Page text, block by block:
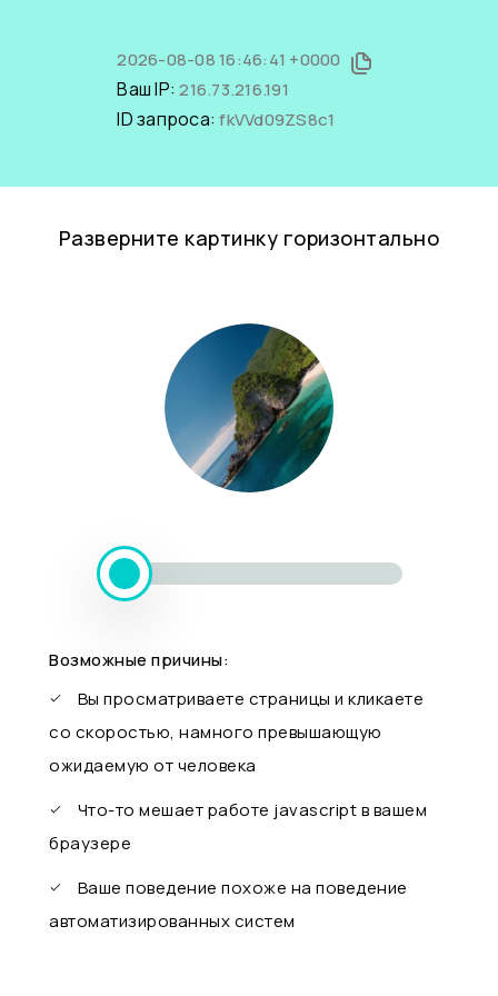
2026-08-08 16:46:41 +0000
Ваш IP:216.73.216.191
ID запроса:fkVVd09ZS8c1
Разверните картинку горизонтально
Возможные причины:
Вы просматриваете страницы и кликаете
со скоростью, намного превышающую
ожидаемую от человека
Что-то мешает работе javascript в вашем
браузере
Ваше поведение похоже на поведение
автоматизированных систем